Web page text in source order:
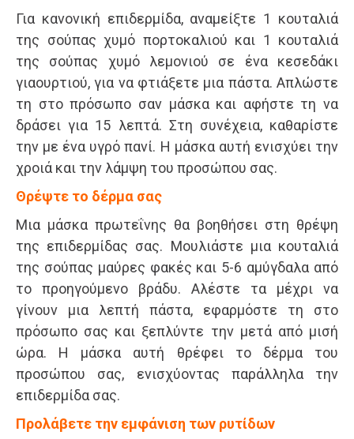
Για κανονική επιδερμίδα, αναμείξτε 1 κουταλιά
της σούπας χυμό πορτοκαλιού και 1 κουταλιά
της σούπας χυμό λεμονιού σε ένα κεσεδάκι
γιαουρτιού, για να φτιάξετε μια πάστα. Απλώστε
τη στο πρόσωπο σαν μάσκα και αφήστε τη να
δράσει για 15 λεπτά. Στη συνέχεια, καθαρίστε
την με ένα υγρό πανί. Η μάσκα αυτή ενισχύει την
χροιά και την λάμψη του προσώπου σας.
Θρέψτε το δέρμα σας
Μια μάσκα πρωτεΐνης θα βοηθήσει στη θρέψη
της επιδερμίδας σας. Μουλιάστε μια κουταλιά
της σούπας μαύρες φακές και 5-6 αμύγδαλα από
το προηγούμενο βράδυ. Αλέστε τα μέχρι να
γίνουν μια λεπτή πάστα, εφαρμόστε τη στο
πρόσωπο σας και ξεπλύντε την μετά από μισή
ώρα. Η μάσκα αυτή θρέφει το δέρμα του
προσώπου σας, ενισχύοντας παράλληλα την
επιδερμίδα σας.
Προλάβετε την εμφάνιση των ρυτίδων